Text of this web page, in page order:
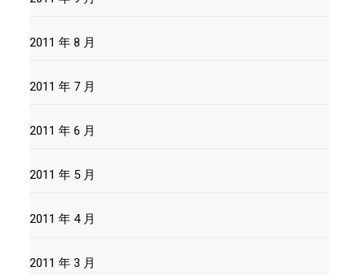
2011 年 8 月
2011 年 7 月
2011 年 6 月
2011 年 5 月
2011 年 4 月
2011 年 3 月